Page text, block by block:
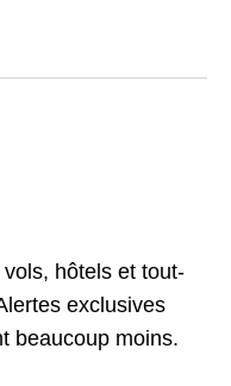
hôtels et tout-
exclusives
beaucoup moins.